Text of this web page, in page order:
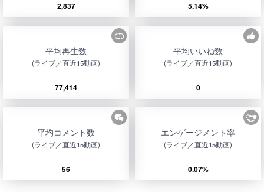
2,837 5.14%
平均再生数
(ライブ／直近15動画)
77,414
平均いいね数
(ライブ／直近15動画)
0
平均コメント数
(ライブ／直近15動画)
56
エンゲージメント率
(ライブ／直近15動画)
0.07%